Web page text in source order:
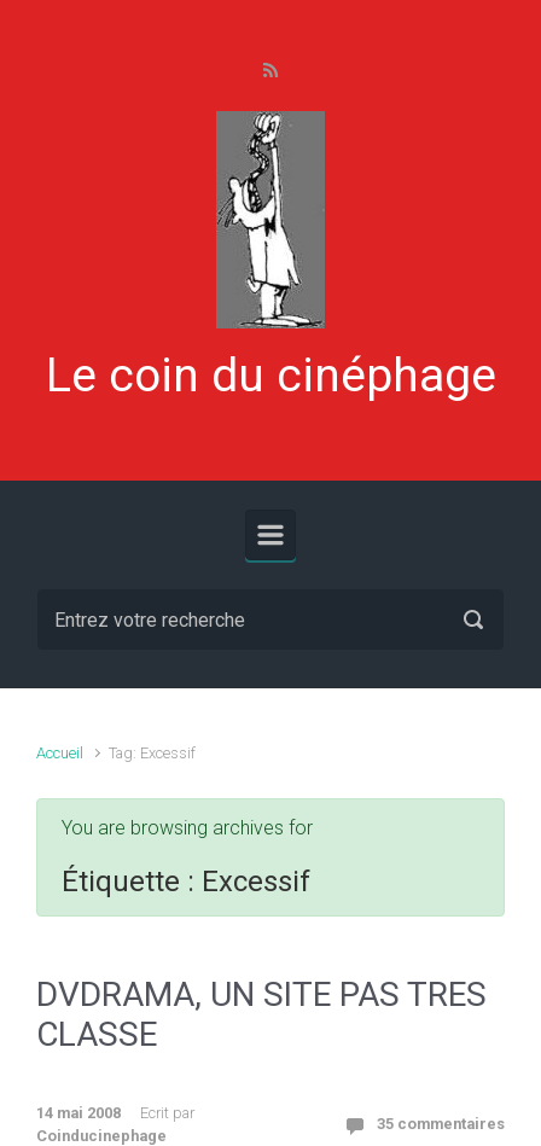
Le coin du cinéphage
Accueil Tag: Excessif
You are browsing archives for
Étiquette : Excessif
DVDRAMA, UN SITE PAS TRES
CLASSE
14 mai 2008
Ecrit par
Coinducinephage
35 commentaires